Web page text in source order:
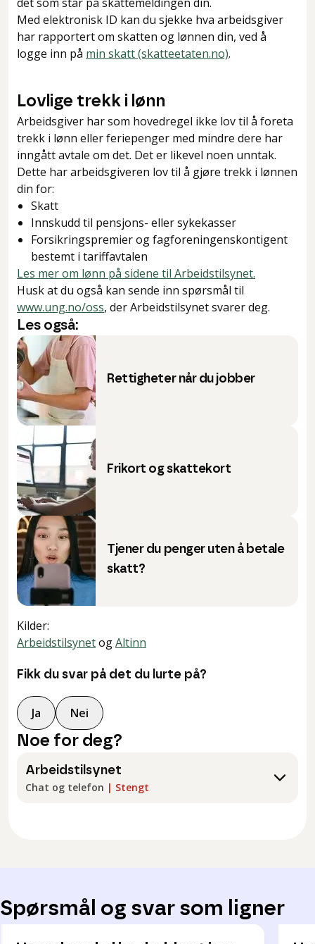
Med elektronisk ID kan du sjekke hva arbeidsgiver
har rapportert om skatten og lønnen din, ved å
logge inn på min skatt (skatteetaten.no).
Lovlige trekk i lønn
Arbeidsgiver har som hovedregel ikke lov til å foreta
trekk i lønn eller feriepenger med mindre dere har
inngått avtale om det. Det er likevel noen unntak.
Dette har arbeidsgiveren lov til å gjøre trekk i lønnen
din for:
Skatt
Innskudd til pensjons- eller sykekasser
Forsikringspremier og fagforeningenskontigent
bestemt i tariffavtalen
Les mer om lønn på sidene til Arbeidstilsynet.
Husk at du også kan sende inn spørsmål til
www.ung.no/oss, der Arbeidstilsynet svarer deg.
Les også:
Rettigheter når du jobber
Frikort og skattekort
Tjener du penger uten å betale
skatt?
Kilder:
ArbeidstilsynetogAltinn
Fikk du svar på det du lurte på?
Ja Nei
Noe for deg?
Arbeidstilsynet
Chat og telefon | Stengt
Spørsmål og svar som ligner